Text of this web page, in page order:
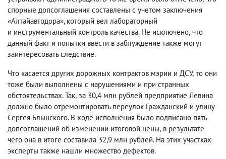
спорные допсоглашения составлены с учетом заключения
«Алтайавтодора», который вел лабораторный
и инструментальный контроль качества. Не исключено, что
данный факт и попытки ввести в заблуждение также могут
заинтересовать следствие.
Что касается других дорожных контрактов мэрии и ДСУ, то они
тоже были выполнены с нарушениями и при странных
обстоятельствах. Так, за 30,4 млн рублей предприятие Левина
должно было отремонтировать переулок Гражданский и улицу
Сергея Блынского. В ходе исполнения было подписано пять
допсоглашений об изменении итоговой цены, в результате
чего она в итоге составила 32,9 млн рублей. На этих участках
эксперты также нашли множество дефектов.